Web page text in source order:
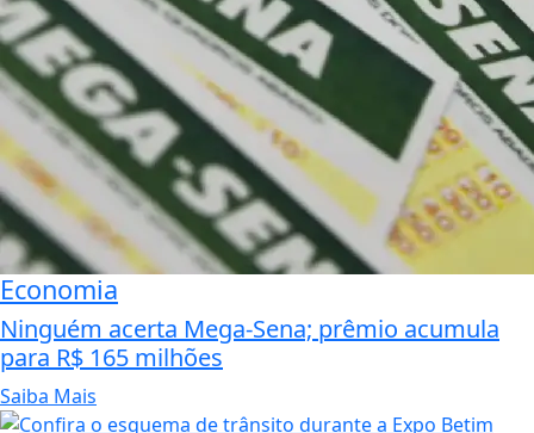
Economia
Ninguém acerta Mega-Sena; prêmio acumula
para R$ 165 milhões
Saiba Mais